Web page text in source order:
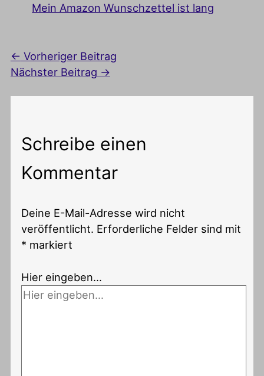
Mein Amazon Wunschzettel ist lang
← Vorheriger Beitrag
Nächster Beitrag →
Schreibe einen
Kommentar
Deine E-Mail-Adresse wird nicht
veröffentlicht. Erforderliche Felder sind mit
* markiert
Hier eingeben…